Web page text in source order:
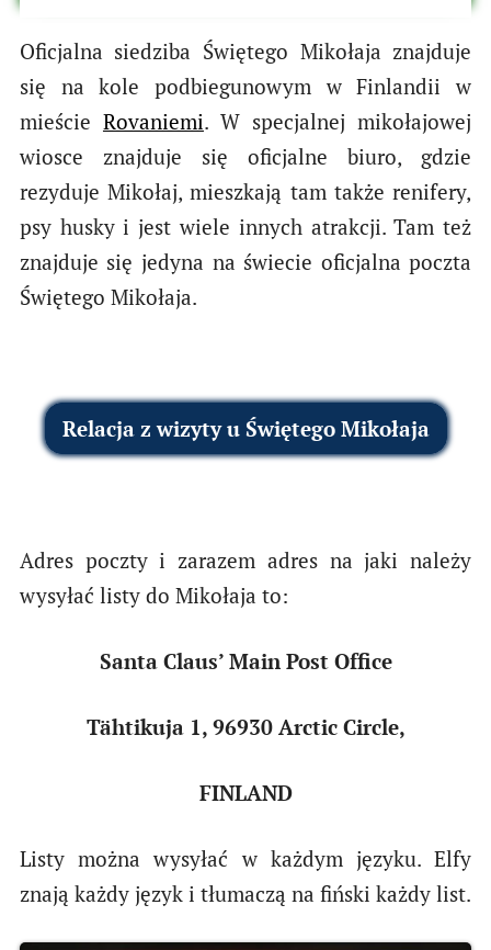
Oficjalna siedziba Świętego Mikołaja znajduje
się na kole podbiegunowym w Finlandii w
mieście Rovaniemi. W specjalnej mikołajowej
wiosce znajduje się oficjalne biuro, gdzie
rezyduje Mikołaj, mieszkają tam także renifery,
psy husky i jest wiele innych atrakcji. Tam też
znajduje się jedyna na świecie oficjalna poczta
Świętego Mikołaja.
Relacja z wizyty u Świętego Mikołaja
Adres poczty i zarazem adres na jaki należy
wysyłać listy do Mikołaja to:
Santa Claus’ Main Post Office
Tähtikuja 1, 96930 Arctic Circle,
FINLAND
Listy można wysyłać w każdym języku. Elfy
znają każdy język i tłumaczą na fiński każdy list.